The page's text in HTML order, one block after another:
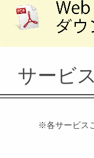
サービ
※各サービス